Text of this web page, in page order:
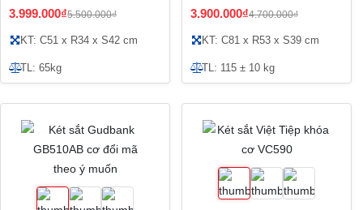
3.999.000₫5.500.000₫
KT: C51 x R34 x S42 cm
TL: 65kg
3.900.000₫4.700.000₫
KT: C81 x R53 x S39 cm
TL: 115 ± 10 kg